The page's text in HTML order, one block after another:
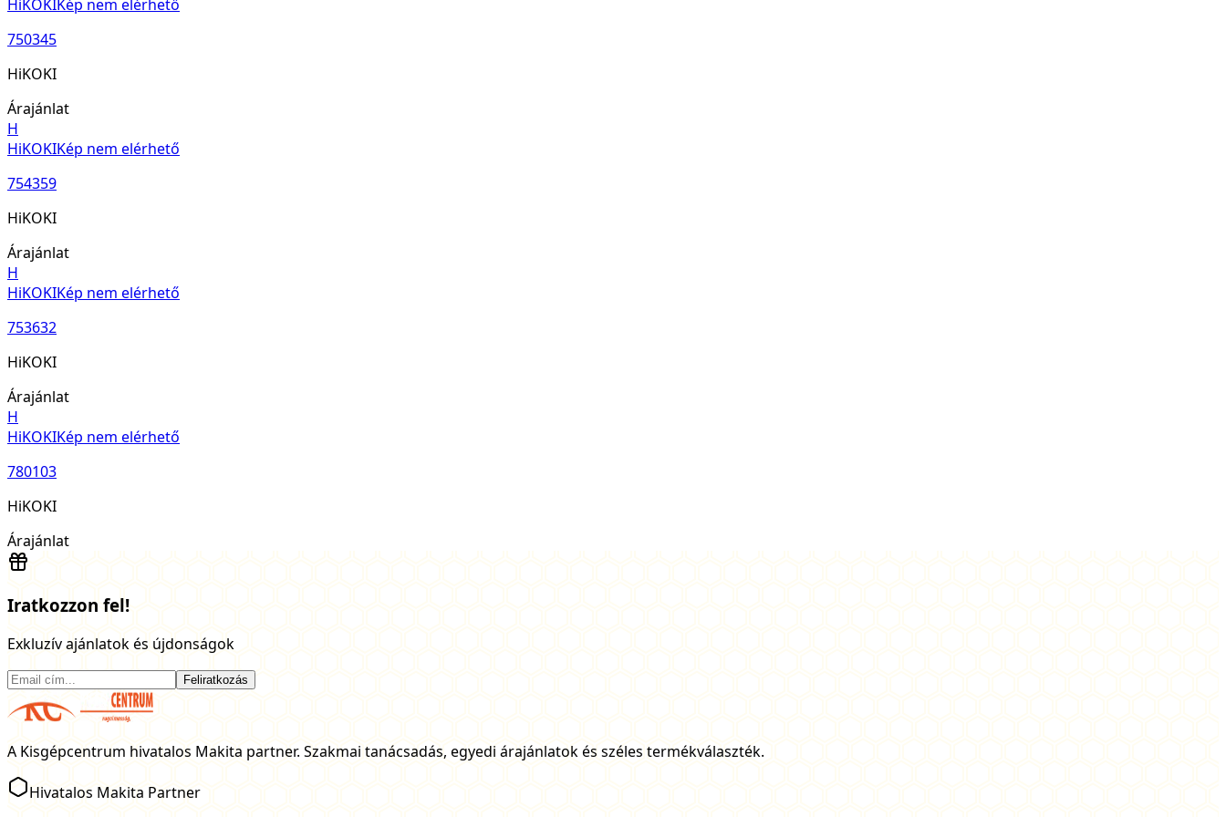
HiKOKIKép nem elérhető
750345
HiKOKI
Árajánlat
H
HiKOKIKép nem elérhető
754359
HiKOKI
Árajánlat
H
HiKOKIKép nem elérhető
753632
HiKOKI
Árajánlat
H
HiKOKIKép nem elérhető
780103
HiKOKI
Árajánlat
Iratkozzon fel!
Exkluzív ajánlatok és újdonságok
Feliratkozás
A Kisgépcentrum hivatalos Makita partner. Szakmai tanácsadás, egyedi árajánlatok és széles termékválaszték.
Hivatalos Makita Partner